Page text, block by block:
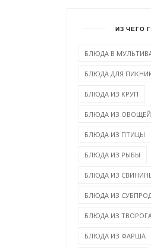
ИЗ ЧЕГО
БЛЮДА В
БЛЮДА ДЛЯ
БЛЮДА ИЗ КРУП
БЛЮДА ИЗ ОВОЩЕЙ
БЛЮДА ИЗ ПТИЦЫ
БЛЮДА ИЗ РЫБЫ
БЛЮДА ИЗ
БЛЮДА ИЗ
БЛЮДА ИЗ
БЛЮДА ИЗ ФАРША